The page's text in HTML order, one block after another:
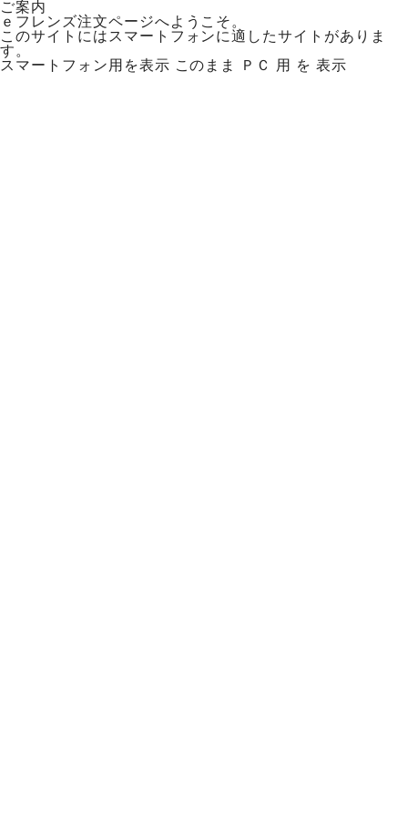
ご案内
ｅフレンズ注文ページへようこそ。
このサイトにはスマートフォンに適したサイトがありま
す。
スマートフォン用を表示 このまま ＰＣ 用 を 表示